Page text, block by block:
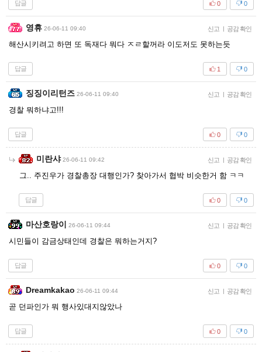
답글 0
0
영휴 26-06-11 09:40 신고 | 공감 확인
해산시키려고 하면 또 독재다 뭐다 ㅈㄹ할꺼라 이도저도 못하는듯
답글 0
1
징징이리턴즈 26-06-11 09:40 신고 | 공감 확인
경찰 뭐하냐고!!!
답글 0
0
미란샤 26-06-11 09:42 신고 | 공감 확인
그.. 주진우가 경찰총장 대행인가? 찾아가서 협박 비슷한거 함 ㅋㅋ
답글 0
0
마산호랑이 26-06-11 09:44 신고 | 공감 확인
시민들이 감금상태인데 경찰은 뭐하는거지?
답글 0
0
Dreamkakao 26-06-11 09:44 신고 | 공감 확인
곧 던파인가 뭐 행사있대지않았나
답글 0
0